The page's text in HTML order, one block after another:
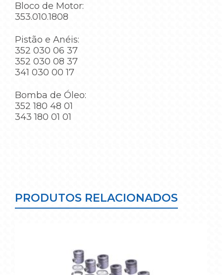
Bloco de Motor:
353.010.1808
Pistão e Anéis:
352 030 06 37
352 030 08 37
341 030 00 17
Bomba de Óleo:
352 180 48 01
343 180 01 01
PRODUTOS RELACIONADOS